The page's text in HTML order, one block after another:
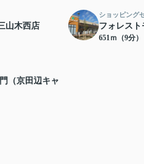
山木西店
ショッピング
フォレス
651ｍ（9分）
（京田辺キャ